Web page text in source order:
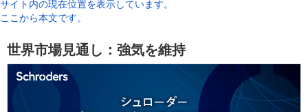
サイト内の現在位置を表示しています。
ここから本文です。
世界市場見通し：強気を維持